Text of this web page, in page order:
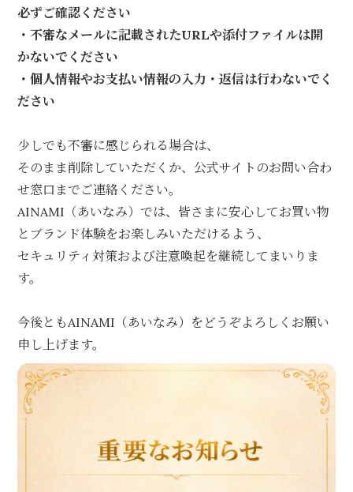
必ずご確認ください
・不審なメールに記載されたURLや添付ファイルは開
かないでください
・個人情報やお支払い情報の入力・返信は行わないでく
ださい
少しでも不審に感じられる場合は、
そのまま削除していただくか、公式サイトのお問い合わ
せ窓口までご連絡ください。
AINAMI（あいなみ）では、皆さまに安心してお買い物
とブランド体験をお楽しみいただけるよう、
セキュリティ対策および注意喚起を継続してまいりま
す。
今後ともAINAMI（あいなみ）をどうぞよろしくお願い
申し上げます。